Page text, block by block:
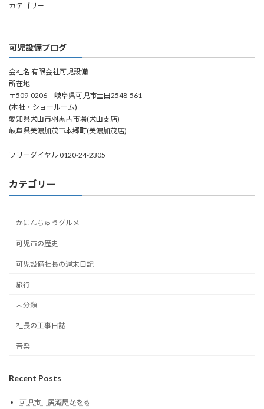
カテゴリー
可児設備ブログ
会社名 有限会社可児設備
所在地
〒509-0206 岐阜県可児市土田2548-561
(本社・ショールーム)
愛知県犬山市羽黒古市場(犬山支店)
岐阜県美濃加茂市本郷町(美濃加茂店)
フリーダイヤル 0120-24-2305
カテゴリー
かにんちゅうグルメ
可児市の歴史
可児設備社長の週末日記
旅行
未分類
社長の工事日誌
音楽
Recent Posts
可児市 居酒屋かをる